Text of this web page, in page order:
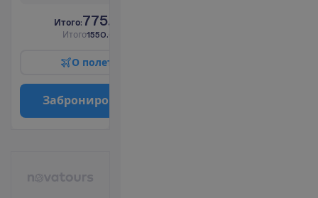
И того:775.00
Итого1550.00
О полет
Заброниро